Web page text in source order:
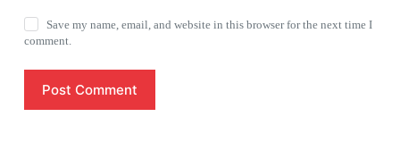
Save my name, email, and website in this browser for the next time I
comment.
Post Comment